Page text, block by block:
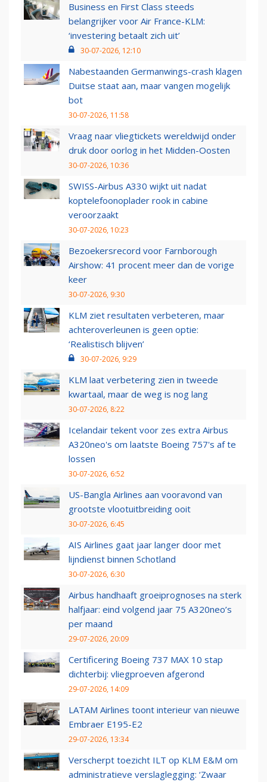
Business en First Class steeds
belangrijker voor Air France-KLM:
‘investering betaalt zich uit’
30-07-2026, 12:10
Nabestaanden Germanwings-crash klagen
Duitse staat aan, maar vangen mogelijk
bot
30-07-2026, 11:58
Vraag naar vliegtickets wereldwijd onder
druk door oorlog in het Midden-Oosten
30-07-2026, 10:36
SWISS-Airbus A330 wijkt uit nadat
koptelefoonoplader rook in cabine
veroorzaakt
30-07-2026, 10:23
Bezoekersrecord voor Farnborough
Airshow: 41 procent meer dan de vorige
keer
30-07-2026, 9:30
KLM ziet resultaten verbeteren, maar
achteroverleunen is geen optie:
‘Realistisch blijven’
30-07-2026, 9:29
KLM laat verbetering zien in tweede
kwartaal, maar de weg is nog lang
30-07-2026, 8:22
Icelandair tekent voor zes extra Airbus
A320neo's om laatste Boeing 757's af te
lossen
30-07-2026, 6:52
US-Bangla Airlines aan vooravond van
grootste vlootuitbreiding ooit
30-07-2026, 6:45
AIS Airlines gaat jaar langer door met
lijndienst binnen Schotland
30-07-2026, 6:30
Airbus handhaaft groeiprognoses na sterk
halfjaar: eind volgend jaar 75 A320neo’s
per maand
29-07-2026, 20:09
Certificering Boeing 737 MAX 10 stap
dichterbij: vliegproeven afgerond
29-07-2026, 14:09
LATAM Airlines toont interieur van nieuwe
Embraer E195-E2
29-07-2026, 13:34
Verscherpt toezicht ILT op KLM E&M om
administratieve verslaglegging: ‘Zwaar